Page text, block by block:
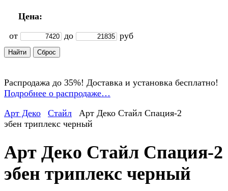
Цена:
от
до руб
Распродажа до 35%! Доставка и установка бесплатно!
Подробнее о распродаже…
Арт Деко
Стайл
Арт Деко Стайл Спация-2
эбен триплекс черный
Арт Деко Стайл Спация-2
эбен триплекс черный